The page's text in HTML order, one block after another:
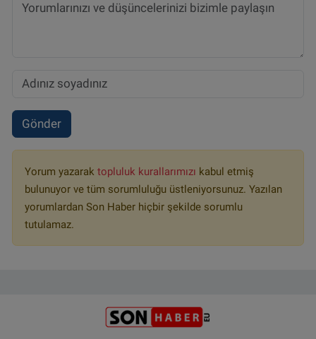
Gönder
Yorum yazarak topluluk kurallarımızı kabul etmiş
bulunuyor ve tüm sorumluluğu üstleniyorsunuz. Yazılan
yorumlardan Son Haber hiçbir şekilde sorumlu
tutulamaz.